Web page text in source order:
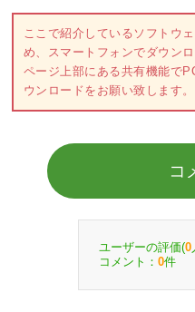
ここで紹介しているソフトウ
め、スマートフォンでダウン
ページ上部にある共有機能で
ウンロードをお願い致します。
コ
ユーザーの評価(0
コメント： 0件